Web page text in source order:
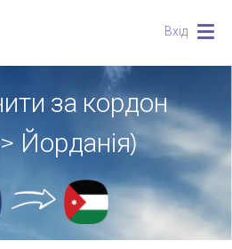
Вхід
за кордон
Йорданія)